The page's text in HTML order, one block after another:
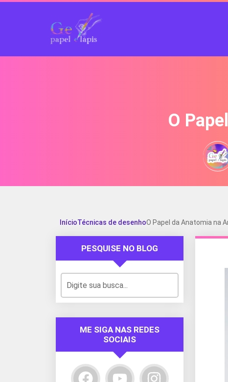
O
InícioTécnicas de desenhoO Papel da Anatomia na
PESQUISE NO BLOG
ME SIGA NAS REDES
SOCIAIS